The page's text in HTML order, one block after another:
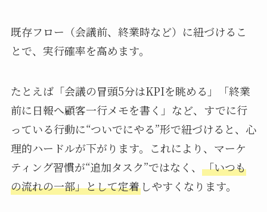
既存フロー（会議前、終業時など）に紐づけるこ
とで、実行確率を高めます。
たとえば「会議の冒頭5分はKPIを眺める」「終業
前に日報へ顧客一行メモを書く」など、すでに行
っている行動に“ついでにやる”形で紐づけると、心
理的ハードルが下がります。これにより、マーケ
ティング習慣が“追加タスク”ではなく、 「いつも
の流れの一部」として定着しやすくなります。